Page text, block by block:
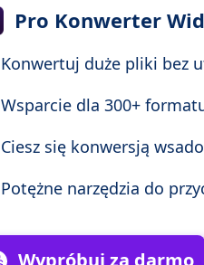
Pro Konwerter
Konwertuj duże pliki bez
Wsparcie dla 300+
Ciesz się konwersją
Potężne narzędzia do